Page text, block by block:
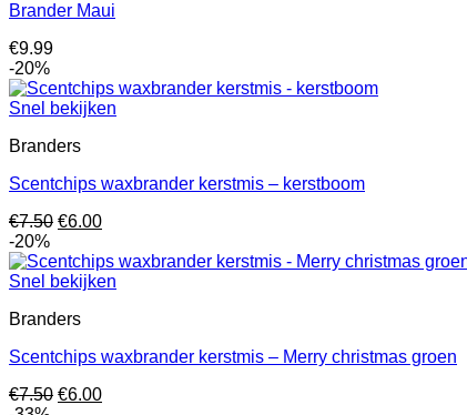
Brander Maui
€9.99
-20%
Snel bekijken
Branders
Scentchips waxbrander kerstmis – kerstboom
€7.50 Oorspronkelijke
was:
€7.50.
€6.00Huidige
is:
€6.00.
-20%
Snel bekijken
Branders
Scentchips waxbrander kerstmis – Merry christmas groen
€7.50 Oorspronkelijke
€6.00Huidige